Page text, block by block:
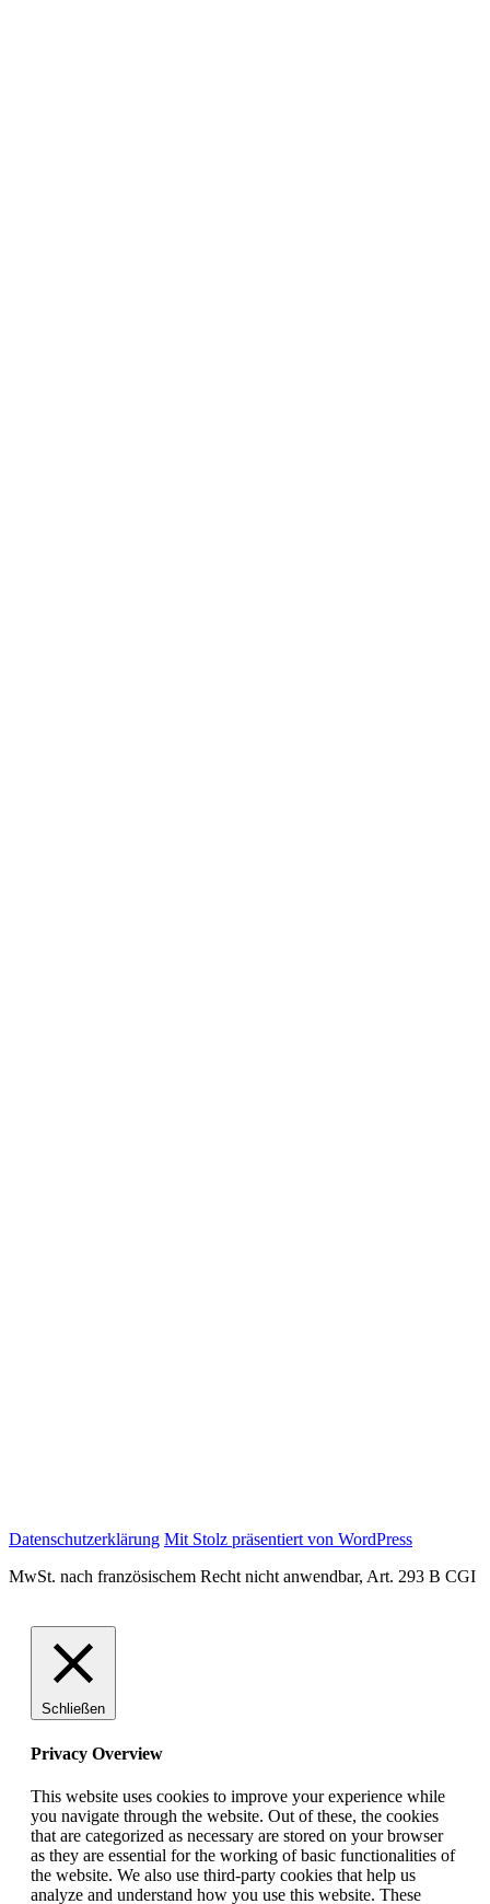
Datenschutzerklärung Mit Stolz präsentiert von WordPress
MwSt. nach französischem Recht nicht anwendbar, Art. 293 B CGI
Schließen
Privacy Overview
This website uses cookies to improve your experience while
you navigate through the website. Out of these, the cookies
that are categorized as necessary are stored on your browser
as they are essential for the working of basic functionalities of
the website. We also use third-party cookies that help us
analyze and understand how you use this website. These